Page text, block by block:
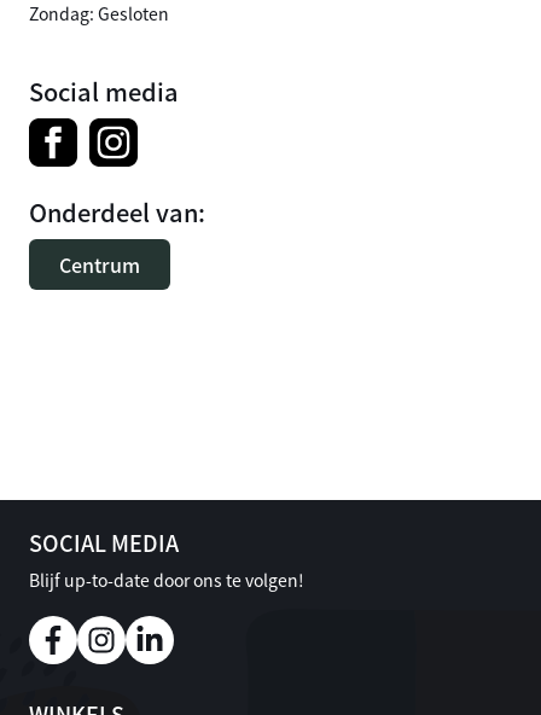
Zondag: Gesloten
Social media
Onderdeel van:
Centrum
SOCIAL MEDIA
Blijf up-to-date door ons te volgen!